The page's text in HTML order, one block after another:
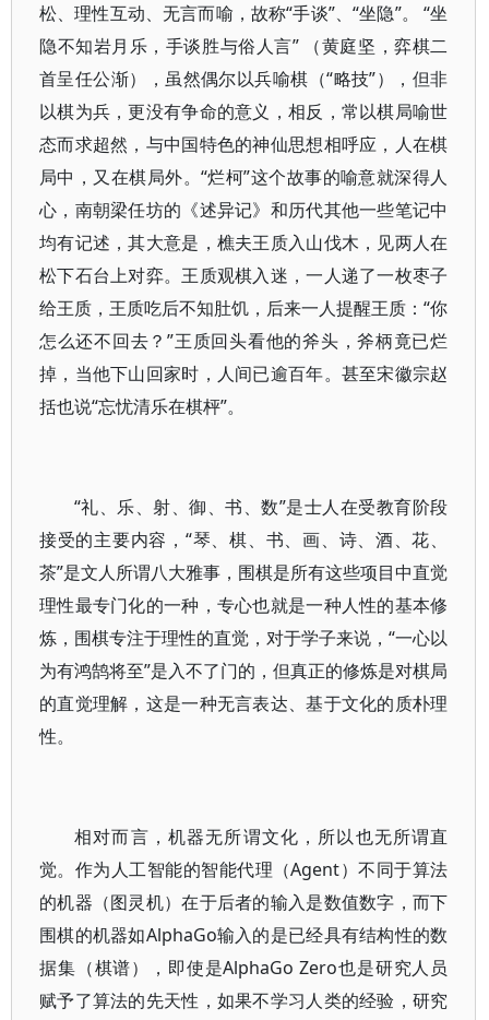
松、理性互动、无言而喻，故称“手谈”、“坐隐”。 “坐
隐不知岩月乐，手谈胜与俗人言” （黄庭坚，弈棋二
首呈任公渐），虽然偶尔以兵喻棋（“略技”），但非
以棋为兵，更没有争命的意义，相反，常以棋局喻世
态而求超然，与中国特色的神仙思想相呼应，人在棋
局中，又在棋局外。“烂柯”这个故事的喻意就深得人
心，南朝梁任坊的《述异记》和历代其他一些笔记中
均有记述，其大意是，樵夫王质入山伐木，见两人在
松下石台上对弈。王质观棋入迷，一人递了一枚枣子
给王质，王质吃后不知肚饥，后来一人提醒王质：“你
怎么还不回去？”王质回头看他的斧头，斧柄竟已烂
掉，当他下山回家时，人间已逾百年。甚至宋徽宗赵
括也说“忘忧清乐在棋枰”。
“礼、乐、射、御、书、数”是士人在受教育阶段
接受的主要内容，“琴、棋、书、画、诗、酒、花、
茶”是文人所谓八大雅事，围棋是所有这些项目中直觉
理性最专门化的一种，专心也就是一种人性的基本修
炼，围棋专注于理性的直觉，对于学子来说，“一心以
为有鸿鹄将至”是入不了门的，但真正的修炼是对棋局
的直觉理解，这是一种无言表达、基于文化的质朴理
性。
相对而言，机器无所谓文化，所以也无所谓直
觉。作为人工智能的智能代理（Agent）不同于算法
的机器（图灵机）在于后者的输入是数值数字，而下
围棋的机器如AlphaGo输入的是已经具有结构性的数
据集（棋谱），即使是AlphaGo Zero也是研究人员
赋予了算法的先天性，如果不学习人类的经验，研究